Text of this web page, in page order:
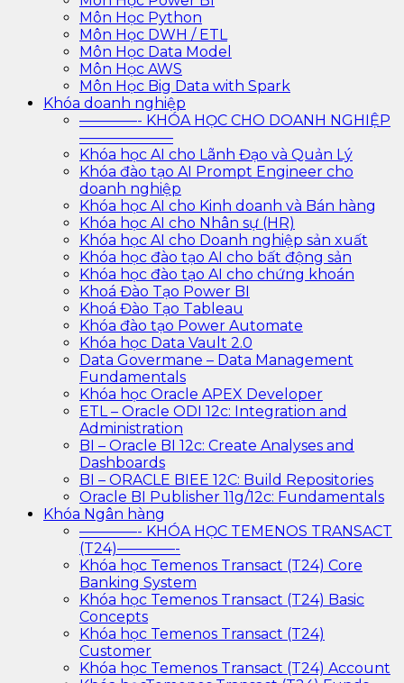
Môn Học Python
Môn Học DWH / ETL
Môn Học Data Model
Môn Học AWS
Môn Học Big Data with Spark
Khóa doanh nghiệp
————- KHÓA HỌC CHO DOANH NGHIỆP
——————–
Khóa học AI cho Lãnh Đạo và Quản Lý
Khóa đào tạo AI Prompt Engineer cho
doanh nghiệp
Khóa học AI cho Kinh doanh và Bán hàng
Khóa học AI cho Nhân sự (HR)
Khóa học AI cho Doanh nghiệp sản xuất
Khóa học đào tạo AI cho bất động sản
Khóa học đào tạo AI cho chứng khoán
Khoá Đào Tạo Power BI
Khoá Đào Tạo Tableau
Khóa đào tạo Power Automate
Khóa học Data Vault 2.0
Data Govermane – Data Management
Fundamentals
Khóa học Oracle APEX Developer
ETL – Oracle ODI 12c: Integration and
Administration
BI – Oracle BI 12c: Create Analyses and
Dashboards
BI – ORACLE BIEE 12C: Build Repositories
Oracle BI Publisher 11g/12c: Fundamentals
Khóa Ngân hàng
————- KHÓA HỌC TEMENOS TRANSACT
(T24)————-
Khóa học Temenos Transact (T24) Core
Banking System
Khóa học Temenos Transact (T24) Basic
Concepts
Khóa học Temenos Transact (T24)
Customer
Khóa học Temenos Transact (T24) Account